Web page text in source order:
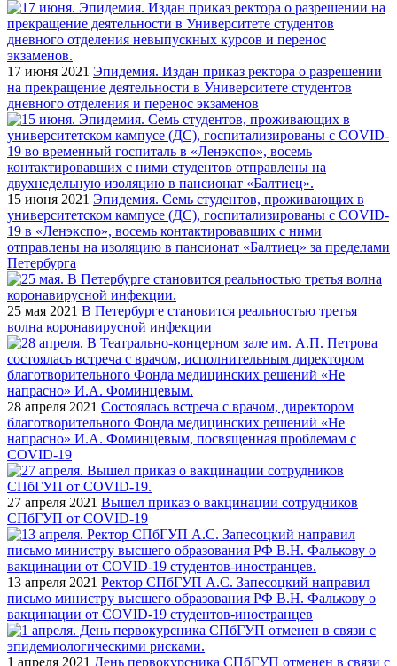
17 июня 2021 Эпидемия. Издан приказ ректора о разрешении
на прекращение деятельности в Университете студентов
дневного отделения и перенос экзаменов
15 июня 2021 Эпидемия. Семь студентов, проживающих в
университетском кампусе (ДС), госпитализированы с COVID-
19 в «Ленэкспо», восемь контактировавших с ними
отправлены на изоляцию в пансионат «Балтиец» за пределами
Петербурга
25 мая 2021 В Петербурге становится реальностью третья
волна коронавирусной инфекции
28 апреля 2021 Состоялась встреча с врачом, директором
благотворительного Фонда медицинских решений «Не
напрасно» И.А. Фоминцевым, посвященная проблемам с
COVID-19
27 апреля 2021 Вышел приказ о вакцинации сотрудников
СПбГУП от COVID-19
13 апреля 2021 Ректор СПбГУП А.С. Запесоцкий направил
письмо министру высшего образования РФ В.Н. Фалькову о
вакцинации от COVID-19 студентов-иностранцев
1 апреля 2021 День первокурсника СПбГУП отменен в связи с